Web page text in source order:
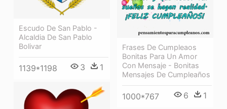
Escudo De San Pablo -
Alcaldia De San Pablo
Bolivar
1139*1198 3 1
Frases De Cumpleaos
Bonitas Para Un Amor
Con Mensaje - Bonitas
Mensajes De Cumpleaños
1000*767 6 1